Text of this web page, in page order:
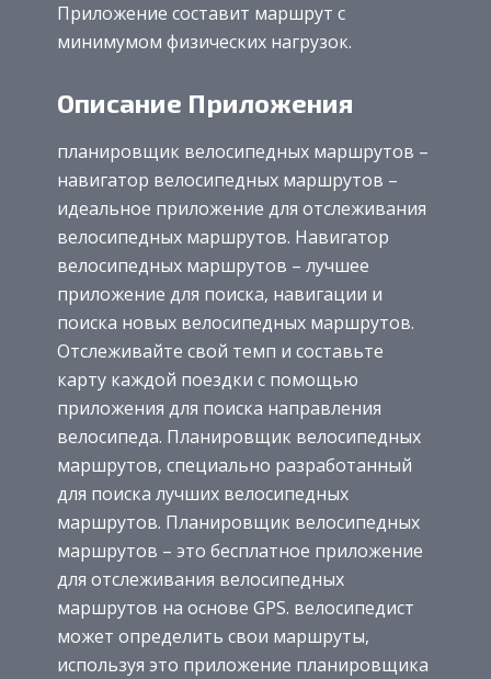
Приложение составит маршрут с
минимумом физических нагрузок.
Описание Приложения
планировщик велосипедных маршрутов –
навигатор велосипедных маршрутов –
идеальное приложение для отслеживания
велосипедных маршрутов. Навигатор
велосипедных маршрутов – лучшее
приложение для поиска, навигации и
поиска новых велосипедных маршрутов.
Отслеживайте свой темп и составьте
карту каждой поездки с помощью
приложения для поиска направления
велосипеда. Планировщик велосипедных
маршрутов, специально разработанный
для поиска лучших велосипедных
маршрутов. Планировщик велосипедных
маршрутов – это бесплатное приложение
для отслеживания велосипедных
маршрутов на основе GPS. велосипедист
может определить свои маршруты,
используя это приложение планировщика